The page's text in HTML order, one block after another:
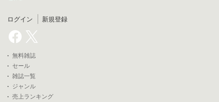
ログイン 新規登録
無料雑誌
セール
雑誌一覧
ジャンル
売上ランキング